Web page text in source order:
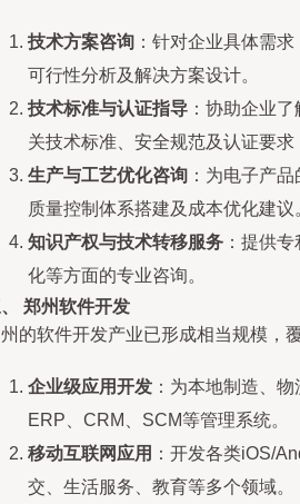
技术方案咨询 ：针对企业具体需
可行性分析及解决方案设计。
技术标准与认证指导 ：协助企业
关技术标准、安全规范及认证要求
生产与工艺优化咨询 ：为电子产
质量控制体系搭建及成本优化建议
知识产权与技术转移服务 ：提供
化等方面的专业咨询。
郑州软件开发
的软件开发产业已形成相当规模，
企业级应用开发 ：为本地制造、
ERP、CRM、SCM等管理系统。
移动互联网应用 ：开发各类iOS/
交、生活服务、教育等多个领域。